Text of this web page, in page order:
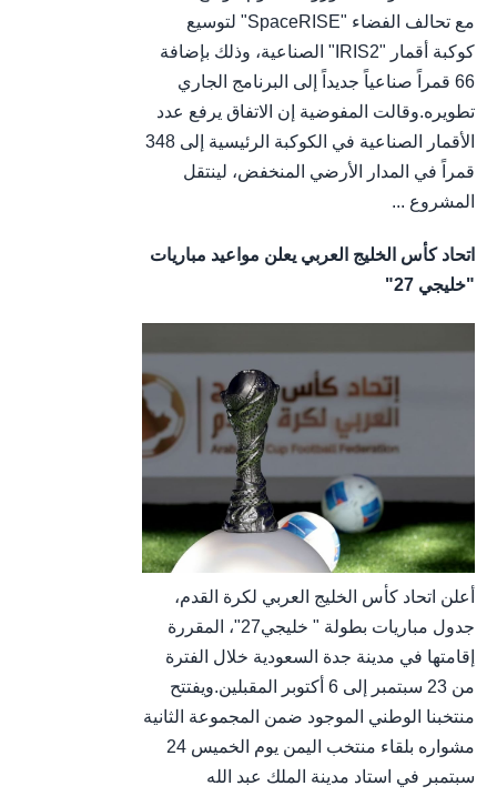
مع تحالف الفضاء "SpaceRISE" لتوسيع
كوكبة أقمار "IRIS2" الصناعية، وذلك بإضافة
66 قمراً صناعياً جديداً إلى البرنامج الجاري
تطويره.وقالت المفوضية إن الاتفاق يرفع عدد
الأقمار الصناعية في الكوكبة الرئيسية إلى 348
قمراً في المدار الأرضي المنخفض، لينتقل
المشروع ...
اتحاد كأس الخليج العربي يعلن مواعيد مباريات
"خليجي 27"
أعلن اتحاد كأس الخليج العربي لكرة القدم،
جدول مباريات بطولة " خليجي27"، المقررة
إقامتها في مدينة جدة السعودية خلال الفترة
من 23 سبتمبر إلى 6 أكتوبر المقبلين.ويفتتح
منتخبنا الوطني الموجود ضمن المجموعة الثانية
مشواره بلقاء منتخب اليمن يوم الخميس 24
سبتمبر في استاد مدينة الملك عبد الله